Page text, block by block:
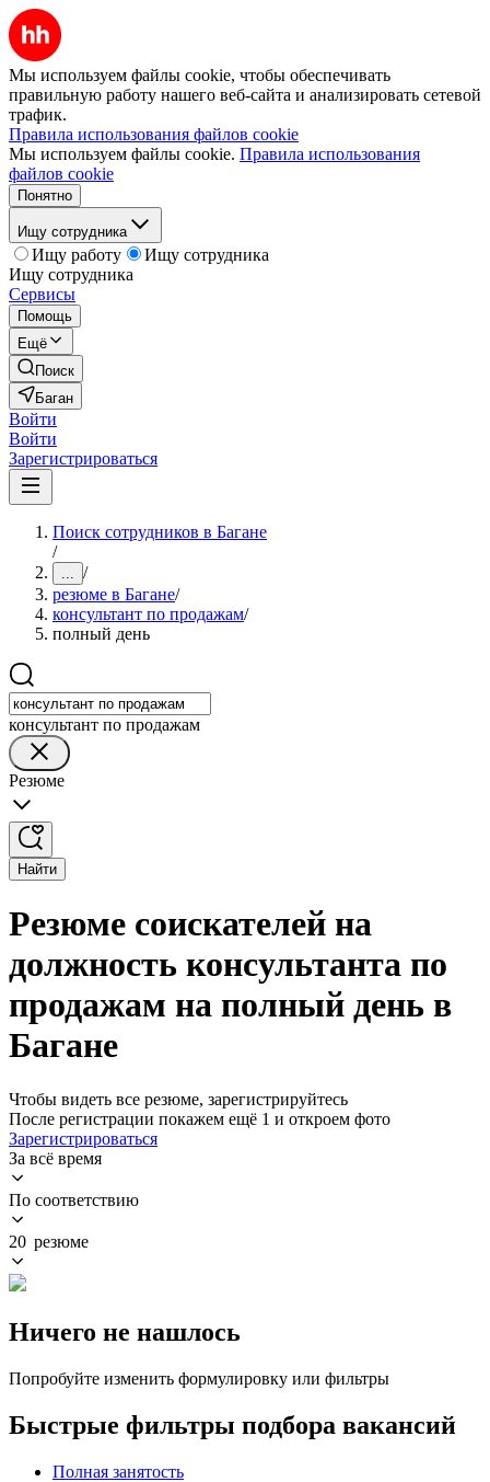
Мы используем файлы cookie, чтобы обеспечивать
правильную работу нашего веб-сайта и анализировать сетевой
трафик.
Правила использования файлов cookie
Мы используем файлы cookie. Правила использования
файлов cookie
Понятно
Ищу сотрудника
Ищу работу
Ищу сотрудника
Ищу сотрудника
Сервисы
Помощь
Ещё
Поиск
Баган
Войти
Войти
Зарегистрироваться
Поиск сотрудников в Багане
/
... /
резюме в Багане/
консультант по продажам/
полный день
консультант по продажам
Резюме
Найти
Резюме соискателей на
должность консультанта по
продажам на полный день в
Багане
Чтобы видеть все резюме, зарегистрируйтесь
После регистрации покажем ещё 1 и откроем фото
Зарегистрироваться
За всё время
По соответствию
20 резюме
Ничего не нашлось
Попробуйте изменить формулировку или фильтры
Быстрые фильтры подбора вакансий
Полная занятость